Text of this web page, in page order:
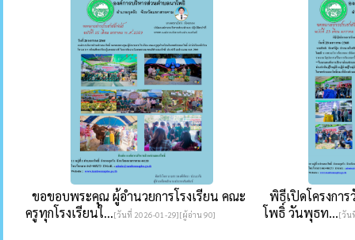
ขอขอบพระคุณ ผู้อำนวยการโรงเรียน คณะ
ครูทุกโรงเรียนใ...[วันที่ 2026-01-29][ผู้อ่าน 90]
พิธีเปิดโครงกา
โพธิ์ วันพุธท...[วัน